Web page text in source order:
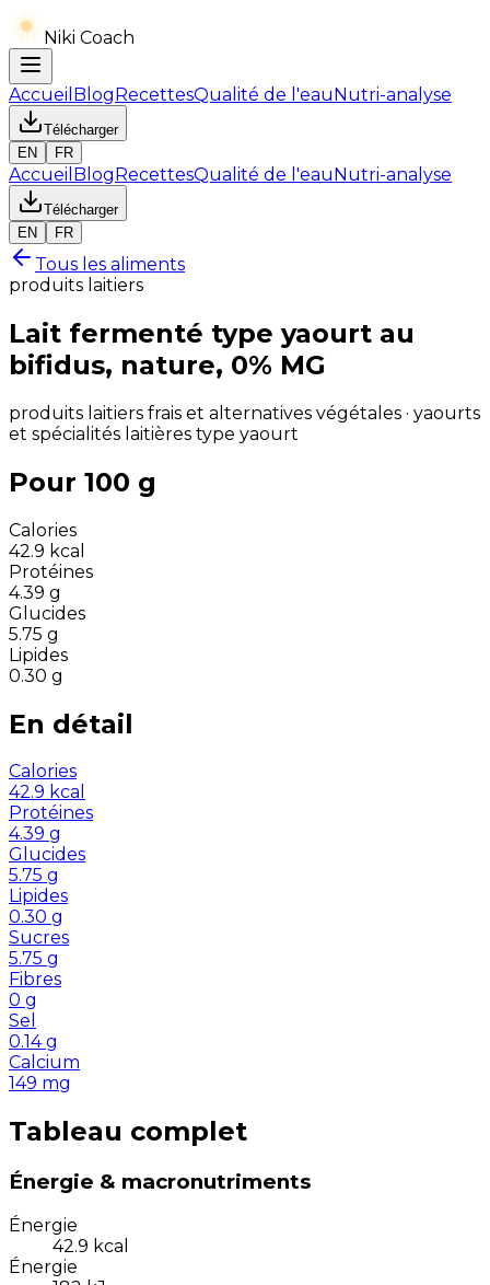
Niki Coach
Accueil BlogRecettesQualité de l'eauNutri-analyse
Télécharger
EN
FR
Accueil BlogRecettesQualité de l'eauNutri-analyse
Télécharger
EN
FR
Tous les aliments
produits laitiers
Lait fermenté type yaourt au
bifidus, nature, 0% MG
produits laitiers frais et alternatives végétales · yaourts
et spécialités laitières type yaourt
Pour 100 g
Calories
42.9 kcal
Protéines
4.39 g
Glucides
5.75 g
Lipides
0.30 g
En détail
Calories
42.9 kcal
Protéines
4.39 g
Glucides
5.75 g
Lipides
0.30 g
Sucres
5.75 g
Fibres
0 g
Sel
0.14 g
Calcium
149 mg
Tableau complet
Énergie & macronutriments
Énergie
42.9 kcal
Énergie